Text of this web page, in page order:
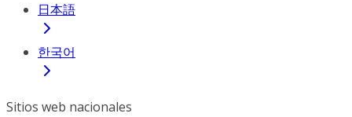
日本語
한국어
Sitios web nacionales